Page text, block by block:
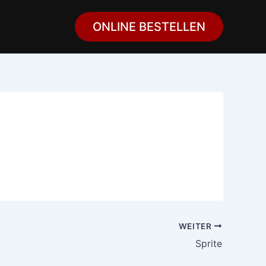
ONLINE BESTELLEN
WEITER
Sprite